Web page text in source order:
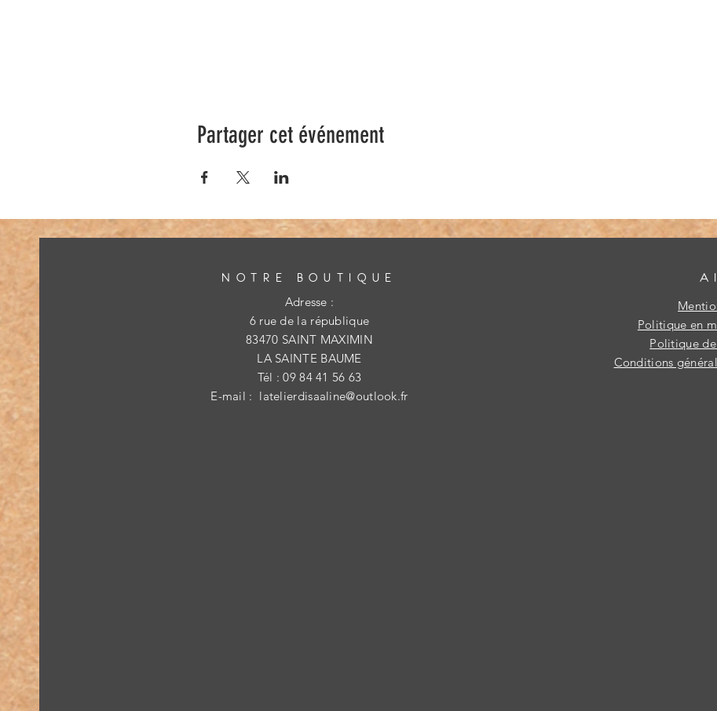
Partager cet événement
NOTRE BOUTIQUE
Adresse :
6 rue de la république
83470 SAINT MAXIMIN
LA SAINTE BAUME
Tél : 09 84 41 56 63
E-mail : latelierdisaaline@outlook.fr
Politique en
Politique
Conditions